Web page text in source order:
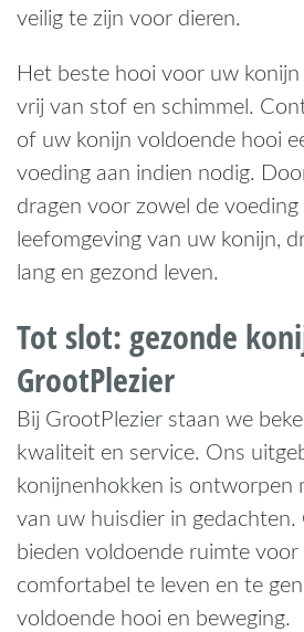
veilig te zijn voor dieren.
Het beste hooi voor uw konijn
vrij van stof en schimmel.
of uw konijn voldoende hooi
voeding aan indien nodig.
dragen voor zowel de voeding
leefomgeving van uw konijn,
lang en gezond leven.
Tot slot: gezonde
GrootPlezier
Bij GrootPlezier staan we
kwaliteit en service. Ons
konijnenhokken is ontworpen
van uw huisdier in gedachten.
bieden voldoende ruimte
comfortabel te leven en te
voldoende hooi en beweging.